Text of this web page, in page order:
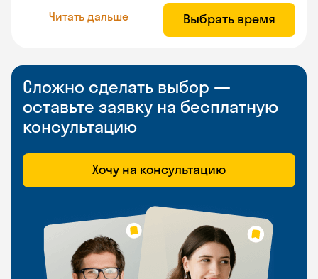
Читать дальше Выбрать время
Сложно сделать выбор —
оставьте заявку на бесплатную
консультацию
Хочу на консультацию